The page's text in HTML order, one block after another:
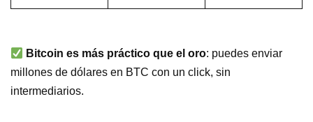
Bitcoin es más práctico que el oro: puedes enviar
millones de dólares en BTC con un click, sin
intermediarios.